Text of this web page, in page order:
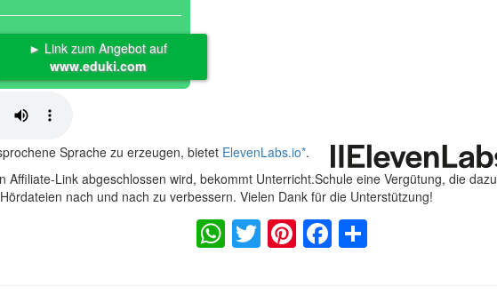
► Link zum Angebot auf
www.eduki.com
Sprache zu erzeugen, bietet ElevenLabs.io*.
Affiliate-Link abgeschlossen wird, bekommt Unterricht.Schule eine Vergütung, die dazu
nach und nach zu verbessern. Vielen Dank für die Unterstützung!
WhatsApp
Twitter
Pinterest
Facebook